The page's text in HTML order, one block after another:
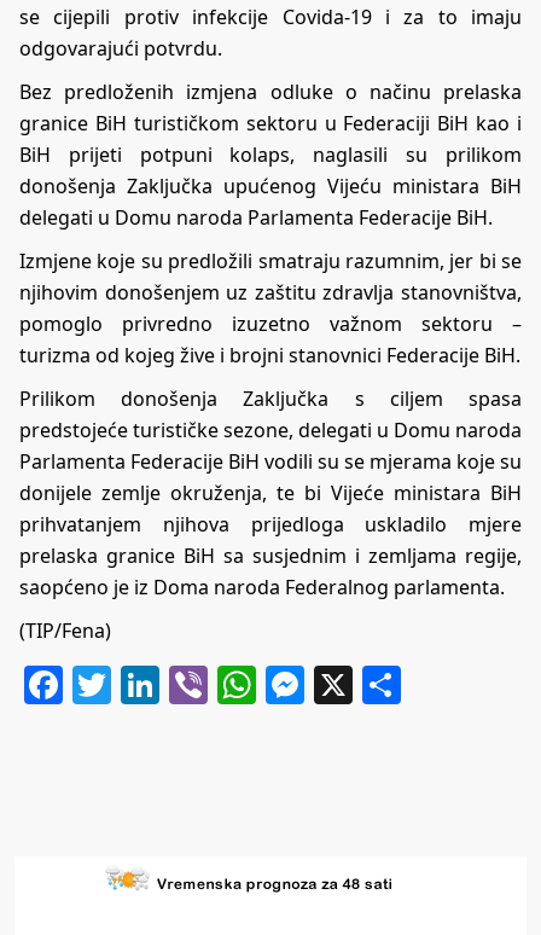
se cijepili protiv infekcije Covida-19 i za to imaju
odgovarajući potvrdu.
Bez predloženih izmjena odluke o načinu prelaska
granice BiH turističkom sektoru u Federaciji BiH kao i
BiH prijeti potpuni kolaps, naglasili su prilikom
donošenja Zaključka upućenog Vijeću ministara BiH
delegati u Domu naroda Parlamenta Federacije BiH.
Izmjene koje su predložili smatraju razumnim, jer bi se
njihovim donošenjem uz zaštitu zdravlja stanovništva,
pomoglo privredno izuzetno važnom sektoru –
turizma od kojeg žive i brojni stanovnici Federacije BiH.
Prilikom donošenja Zaključka s ciljem spasa
predstojeće turističke sezone, delegati u Domu naroda
Parlamenta Federacije BiH vodili su se mjerama koje su
donijele zemlje okruženja, te bi Vijeće ministara BiH
prihvatanjem njihova prijedloga uskladilo mjere
prelaska granice BiH sa susjednim i zemljama regije,
saopćeno je iz Doma naroda Federalnog parlamenta.
(TIP/Fena)
Facebook
Twitter
LinkedIn
ViberWhatsApp
Messenger
X